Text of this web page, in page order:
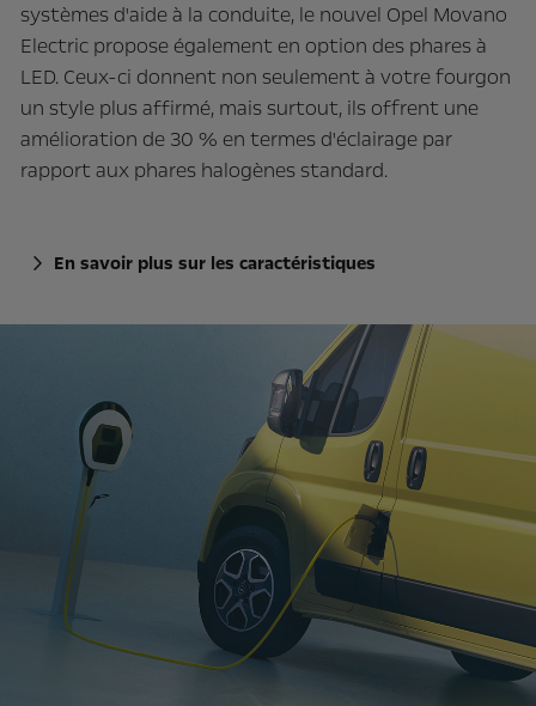
systèmes d'aide à la conduite, le nouvel Opel Movano
Electric propose également en option des phares à
LED. Ceux-ci donnent non seulement à votre fourgon
un style plus affirmé, mais surtout, ils offrent une
amélioration de 30 % en termes d'éclairage par
rapport aux phares halogènes standard.
En savoir plus sur les caractéristiques